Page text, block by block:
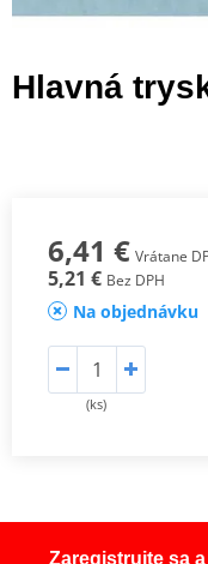
Hlavná
6,41 € Vrátane
5,21 € Bez DPH
Na objednávku
(ks)
Zaregistrujte sa